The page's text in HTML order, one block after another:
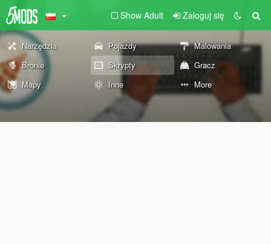
Show Adult Zaloguj się
Narzędzia Pojazdy
Malowania
Bronie
Skrypty
Gracz
Mapy
Inne More